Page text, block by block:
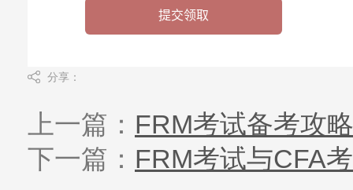
分享：
上一篇： FRM考试备考攻
下一篇： FRM考试与CFA